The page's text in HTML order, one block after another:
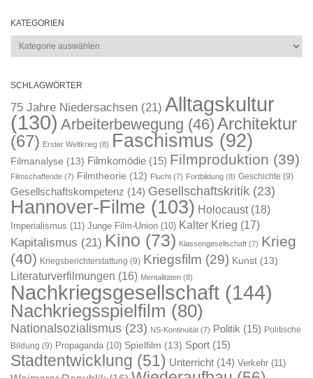
KATEGORIEN
Kategorien
SCHLAGWÖRTER
75 Jahre Niedersachsen (21) Alltagskultur
(130) Arbeiterbewegung (46) Architektur
(67) Erster Weltkrieg (8) Faschismus (92)
Filmanalyse (13) Filmkomödie (15) Filmproduktion (39)
Filmschaffende (7) Filmtheorie (12) Flucht (7) Fortbildung (8) Geschichte (9)
Gesellschaftskompetenz (14) Gesellschaftskritik (23)
Hannover-Filme (103) Holocaust(18)
Imperialismus (11) Junge Film-Union (10) Kalter Krieg (17)
Kapitalismus (21) Kino (73) Klassengesellschaft (7) Krieg
(40) Kriegsberichterstattung (9) Kriegsfilm (29) Kunst (13)
Literaturverfilmungen (16) Mentalitäten (8)
Nachkriegsgesellschaft (144)
Nachkriegsspielfilm (80)
Nationalsozialismus (23) NS-Kontinuität (7) Politik (15) Politische
Bildung (9) Propaganda (10) Spielfilm (13) Sport (15)
Stadtentwicklung (51) Unterricht (14) Verkehr (11)